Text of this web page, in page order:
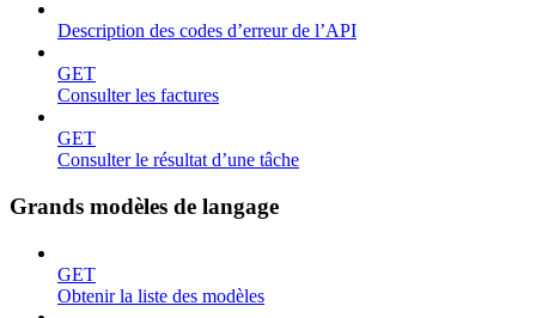
Description des codes d’erreur de l’API
GET
Consulter les factures
GET
Consulter le résultat d’une tâche
Grands modèles de langage
GET
Obtenir la liste des modèles